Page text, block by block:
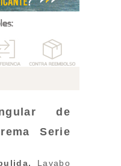
de
Serie
Lavabo